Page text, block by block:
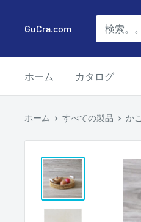
に
GuCra.com
ホーム カタログ
ホーム すべての製品 か